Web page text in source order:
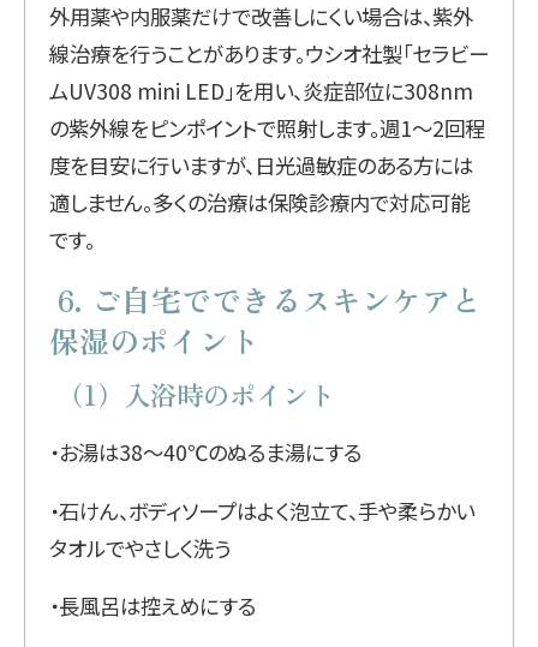
外用薬や内服薬だけで改善しにくい場合は、紫外
線治療を行うことがあります。ウシオ社製「セラビー
ムUV308 mini LED」を用い、炎症部位に308nm
の紫外線をピンポイントで照射します。週1〜2回程
度を目安に行いますが、日光過敏症のある方には
適しません。多くの治療は保険診療内で対応可能
です。
6. ご自宅でできるスキンケアと
保湿のポイント
（1）入浴時のポイント
・お湯は38〜40℃のぬるま湯にする
・石けん、ボディソープはよく泡立て、手や柔らかい
タオルでやさしく洗う
・長風呂は控えめにする